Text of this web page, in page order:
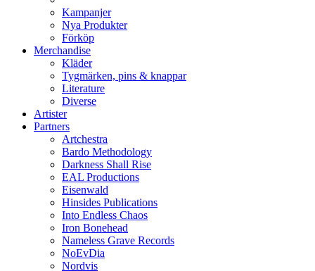
Kampanjer
Nya Produkter
Förköp
Merchandise
Kläder
Tygmärken, pins & knappar
Literature
Diverse
Artister
Partners
Artchestra
Bardo Methodology
Darkness Shall Rise
EAL Productions
Eisenwald
Hinsides Publications
Into Endless Chaos
Iron Bonehead
Nameless Grave Records
NoEvDia
Nordvis